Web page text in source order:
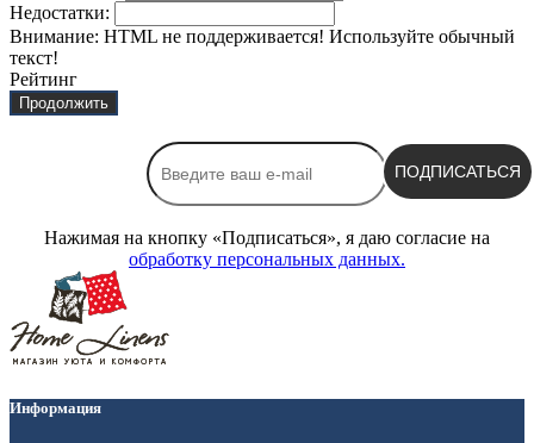
Недостатки:
Внимание: HTML не поддерживается! Используйте обычный
текст!
Рейтинг
Продолжить
ПОДПИСАТЬСЯ
Нажимая на кнопку «Подписаться», я даю cогласие на
обработку персональных данных.
Информация